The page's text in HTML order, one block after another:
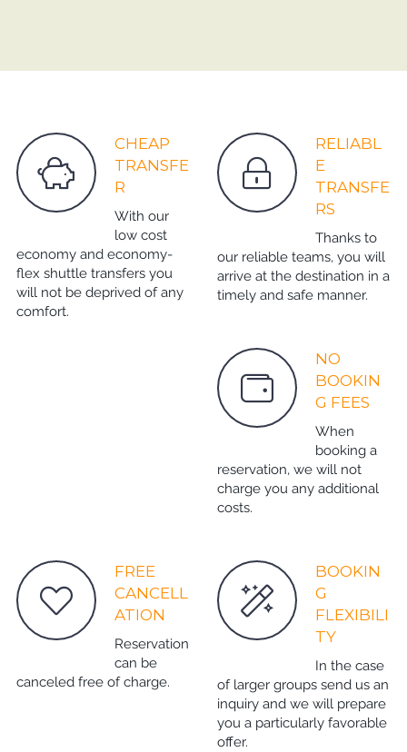
CHEAP
TRANSFE
R
With our
low cost
economy and economy-
flex shuttle transfers you
will not be deprived of any
comfort.
RELIABL
E
TRANSFE
RS
Thanks to
our reliable teams, you will
arrive at the destination in a
timely and safe manner.
NO
BOOKIN
G FEES
When
booking a
reservation, we will not
charge you any additional
costs.
FREE
CANCELL
ATION
Reservation
can be
canceled free of charge.
BOOKIN
G
FLEXIBILI
TY
In the case
of larger groups send us an
inquiry and we will prepare
you a particularly favorable
offer.